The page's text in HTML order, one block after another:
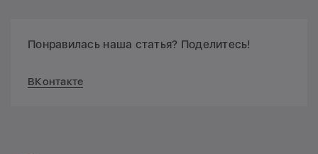
Понравилась наша статья? Поделитесь!
ВКонтакте